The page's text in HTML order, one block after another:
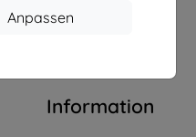
Anpassen
Information